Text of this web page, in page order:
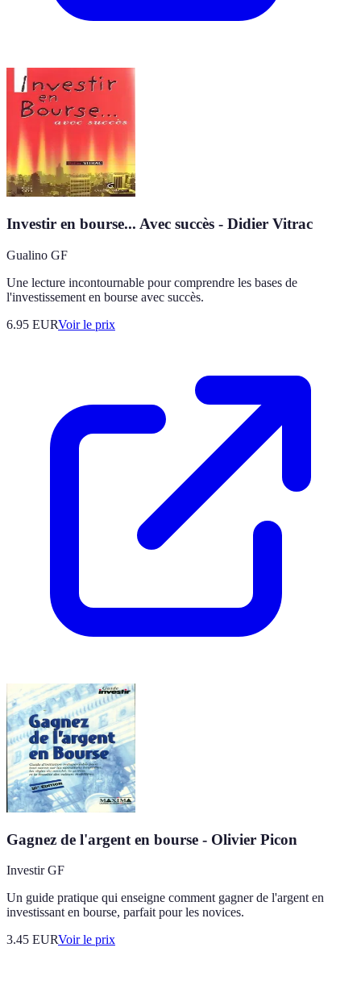
Investir en bourse... Avec succès - Didier Vitrac
Gualino GF
Une lecture incontournable pour comprendre les bases de
l'investissement en bourse avec succès.
6.95 EURVoir le prix
Gagnez de l'argent en bourse - Olivier Picon
Investir GF
Un guide pratique qui enseigne comment gagner de l'argent en
investissant en bourse, parfait pour les novices.
3.45 EURVoir le prix